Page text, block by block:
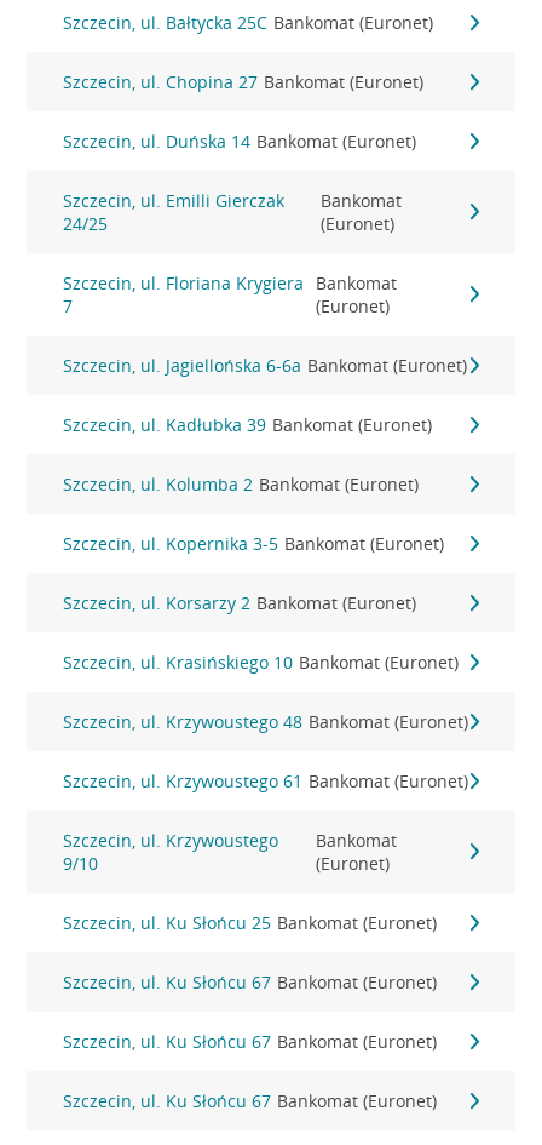
Szczecin, ul. Bałtycka 25C Bankomat (Euronet)
Szczecin, ul. Chopina 27 Bankomat (Euronet)
Szczecin, ul. Duńska 14 Bankomat (Euronet)
Szczecin, ul. Emilli Gierczak
24/25
Bankomat
(Euronet)
Szczecin, ul. Floriana Krygiera
7
Bankomat
(Euronet)
Szczecin, ul. Jagiellońska 6-6a Bankomat (Euronet)
Szczecin, ul. Kadłubka 39 Bankomat (Euronet)
Szczecin, ul. Kolumba 2 Bankomat (Euronet)
Szczecin, ul. Kopernika 3-5 Bankomat (Euronet)
Szczecin, ul. Korsarzy 2 Bankomat (Euronet)
Szczecin, ul. Krasińskiego 10 Bankomat (Euronet)
Szczecin, ul. Krzywoustego 48 Bankomat (Euronet)
Szczecin, ul. Krzywoustego 61 Bankomat (Euronet)
Szczecin, ul. Krzywoustego
9/10
Bankomat
(Euronet)
Szczecin, ul. Ku Słońcu 25 Bankomat (Euronet)
Szczecin, ul. Ku Słońcu 67 Bankomat (Euronet)
Szczecin, ul. Ku Słońcu 67 Bankomat (Euronet)
Szczecin, ul. Ku Słońcu 67 Bankomat (Euronet)